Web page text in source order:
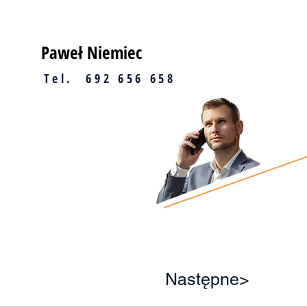
Paweł Niemiec
Tel. 692 656 658
Następne>